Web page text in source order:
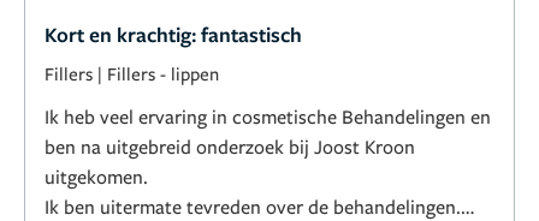
Kort en krachtig: fantastisch
Fillers | Fillers - lippen
Ik heb veel ervaring in cosmetische Behandelingen en
ben na uitgebreid onderzoek bij Joost Kroon
uitgekomen.
Ik ben uitermate tevreden over de behandelingen.